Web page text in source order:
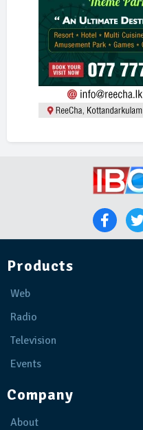
Products
Web
Radio
Television
Events
Company
About